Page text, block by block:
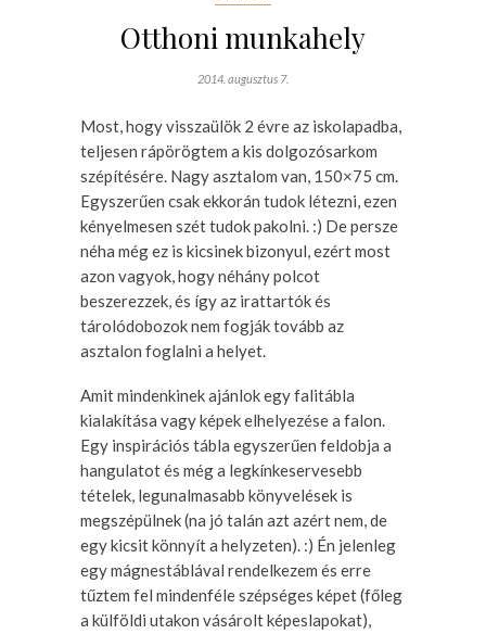
Otthoni munkahely
2014. augusztus 7.
Most, hogy visszaülök 2 évre az iskolapadba,
teljesen rápörögtem a kis dolgozósarkom
szépítésére. Nagy asztalom van, 150×75 cm.
Egyszerűen csak ekkorán tudok létezni, ezen
kényelmesen szét tudok pakolni. :) De persze
néha még ez is kicsinek bizonyul, ezért most
azon vagyok, hogy néhány polcot
beszerezzek, és így az irattartók és
tárolódobozok nem fogják tovább az
asztalon foglalni a helyet.
Amit mindenkinek ajánlok egy falitábla
kialakítása vagy képek elhelyezése a falon.
Egy inspirációs tábla egyszerűen feldobja a
hangulatot és még a legkínkeservesebb
tételek, legunalmasabb könyvelések is
megszépülnek (na jó talán azt azért nem, de
egy kicsit könnyít a helyzeten). :) Én jelenleg
egy mágnestáblával rendelkezem és erre
tűztem fel mindenféle szépséges képet (főleg
a külföldi utakon vásárolt képeslapokat),